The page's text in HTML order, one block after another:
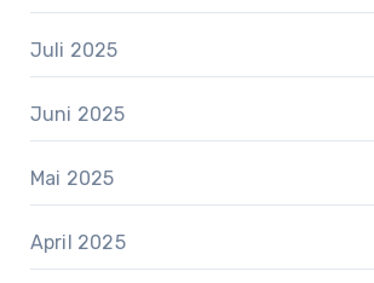
Juli 2025
Juni 2025
Mai 2025
April 2025